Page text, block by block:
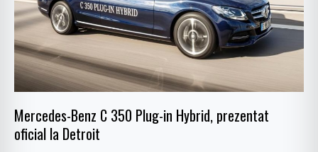
Mercedes-Benz C 350 Plug-in Hybrid, prezentat
oficial la Detroit
in
Hybrid,
prezentat
oficial
la
Detroit